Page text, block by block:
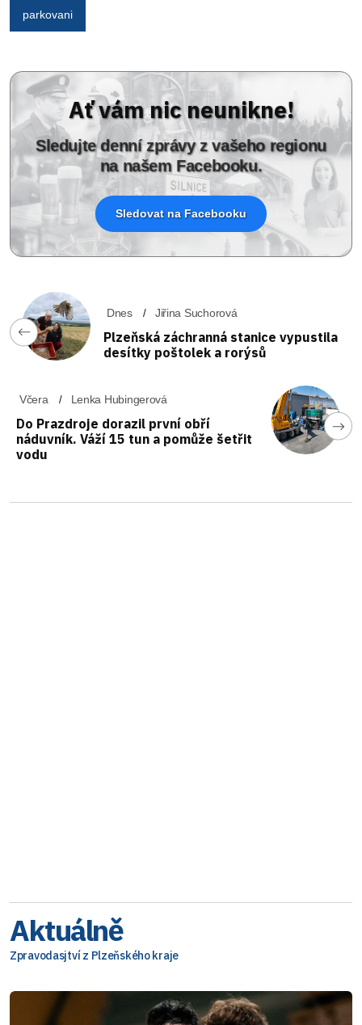
parkovani
Ať vám nic neunikne!
Sledujte denní zprávy z vašeho regionu
na našem Facebooku.
Sledovat na Facebooku
Dnes Jiřina Suchorová
Plzeňská záchranná stanice vypustila
desítky poštolek a rorýsů
Včera Lenka Hubingerová
Do Prazdroje dorazil první obří
náduvník. Váží 15 tun a pomůže šetřit
vodu
Aktuálně
Zpravodasjtví z Plzeňského kraje